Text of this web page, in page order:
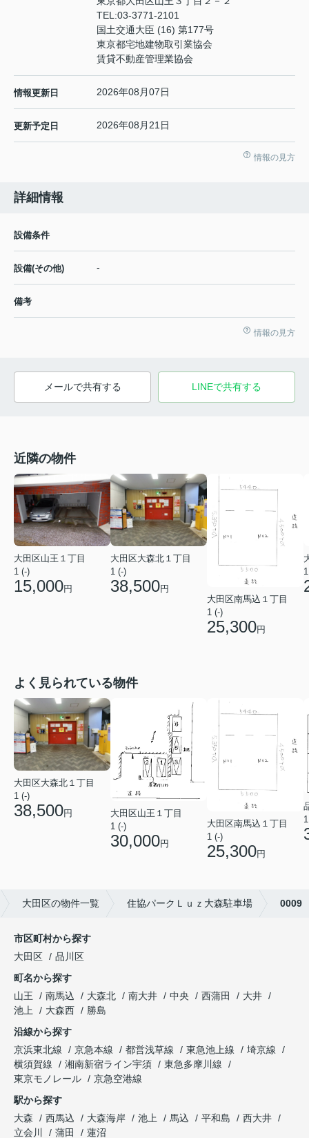
TEL:03-3771-2101
国土交通大臣 (16) 第177号
東京都宅地建物取引業協会
賃貸不動産管理業協会
情報更新日 2026年08月07日
更新予定日 2026年08月21日
情報の見方
詳細情報
設備条件
設備(その他) -
備考
情報の見方
メールで共有する LINEで共有する
近隣の物件
大田区山王１丁目
1 (-)
15,000円
大田区大森北１丁目
1 (-)
38,500円
大田区南馬込１丁目
1 (-)
25,300円
よく見られている物件
大田区大森北１丁目
1 (-)
38,500円
大田区山王１丁目
1 (-)
30,000円
大田区南馬込１丁目
1 (-)
25,300円
大田区の物件一覧 住協パークＬｕｚ大森駐車場 0009
市区町村から探す
大田区
品川区
町名から探す
山王
南馬込 大森北 南大井 中央 西蒲田
大井
池上
大森西
勝島
沿線から探す
京浜東北線
京急本線 都営浅草線 東急池上線
埼京線
横須賀線
湘南新宿ライン宇須
東急多摩川線
東京モノレール
京急空港線
駅から探す
大森
西馬込 大森海岸 池上 馬込 平和島
西大井
立会川
蒲田 蓮沼